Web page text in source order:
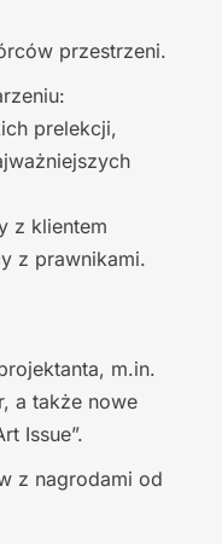
przestrzeni.
prelekcji,
z klientem
z prawnikami.
m.in.
a także nowe
Issue”.
z nagrodami od